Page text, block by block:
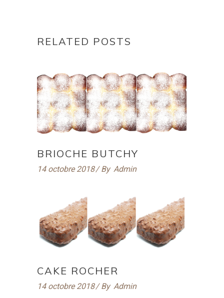
RELATED POSTS
BRIOCHE BUTCHY
14 octobre 2018 By Admin
CAKE ROCHER
14 octobre 2018 By Admin